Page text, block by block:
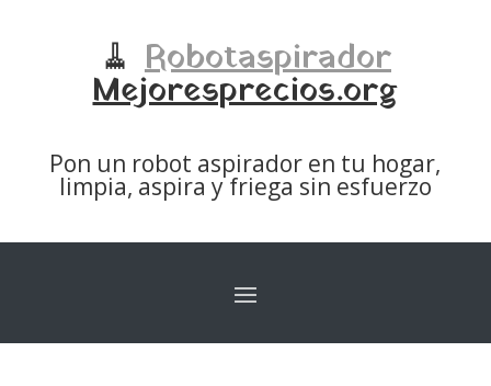
🧹 Robotaspirador
Mejoresprecios.org
Pon un robot aspirador en tu hogar,
limpia, aspira y friega sin esfuerzo